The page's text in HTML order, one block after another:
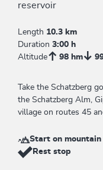
reservoir
Length 10.3 km
Duration 3:00 h
Altitude
98 hm
Take the Schatzberg
the Schatzberg Alm,
village on routes 45
Start on mountain
Rest stop